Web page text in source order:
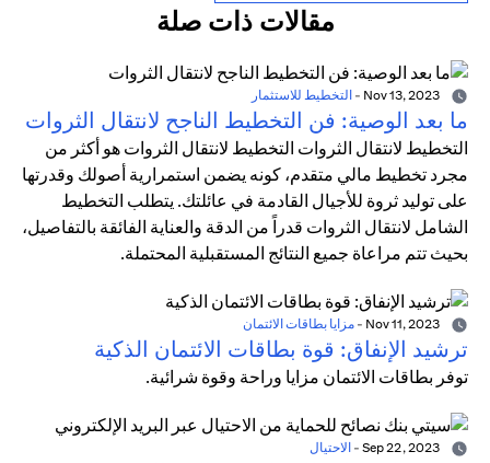
مقالات ذات صلة
- التخطيط للاستثمار
ما بعد الوصية: فن التخطيط الناجح لانتقال الثروات
التخطيط لانتقال الثروات التخطيط لانتقال الثروات هو أكثر من
مجرد تخطيط مالي متقدم، كونه يضمن استمرارية أصولك وقدرتها
على توليد ثروة للأجيال القادمة في عائلتك. يتطلب التخطيط
الشامل لانتقال الثروات قدراً من الدقة والعناية الفائقة بالتفاصيل،
بحيث تتم مراعاة جميع النتائج المستقبلية المحتملة.
- مزايا بطاقات الائتمان
ترشيد الإنفاق: قوة بطاقات الائتمان الذكية
توفر بطاقات الائتمان مزايا وراحة وقوة شرائية.
- الاحتيال